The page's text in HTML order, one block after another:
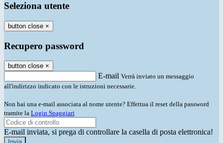
Seleziona utente
button close ×
Recupero password
button close ×
E-mail Verrà inviato un messaggio
all'indirizzo indicato con le istruzioni necessarie.
Non hai una e-mail associata al nome utente? Effettua il reset della password
tramite la Login Spaggiari
E-mail inviata, si prega di controllare la casella di posta elettronica!